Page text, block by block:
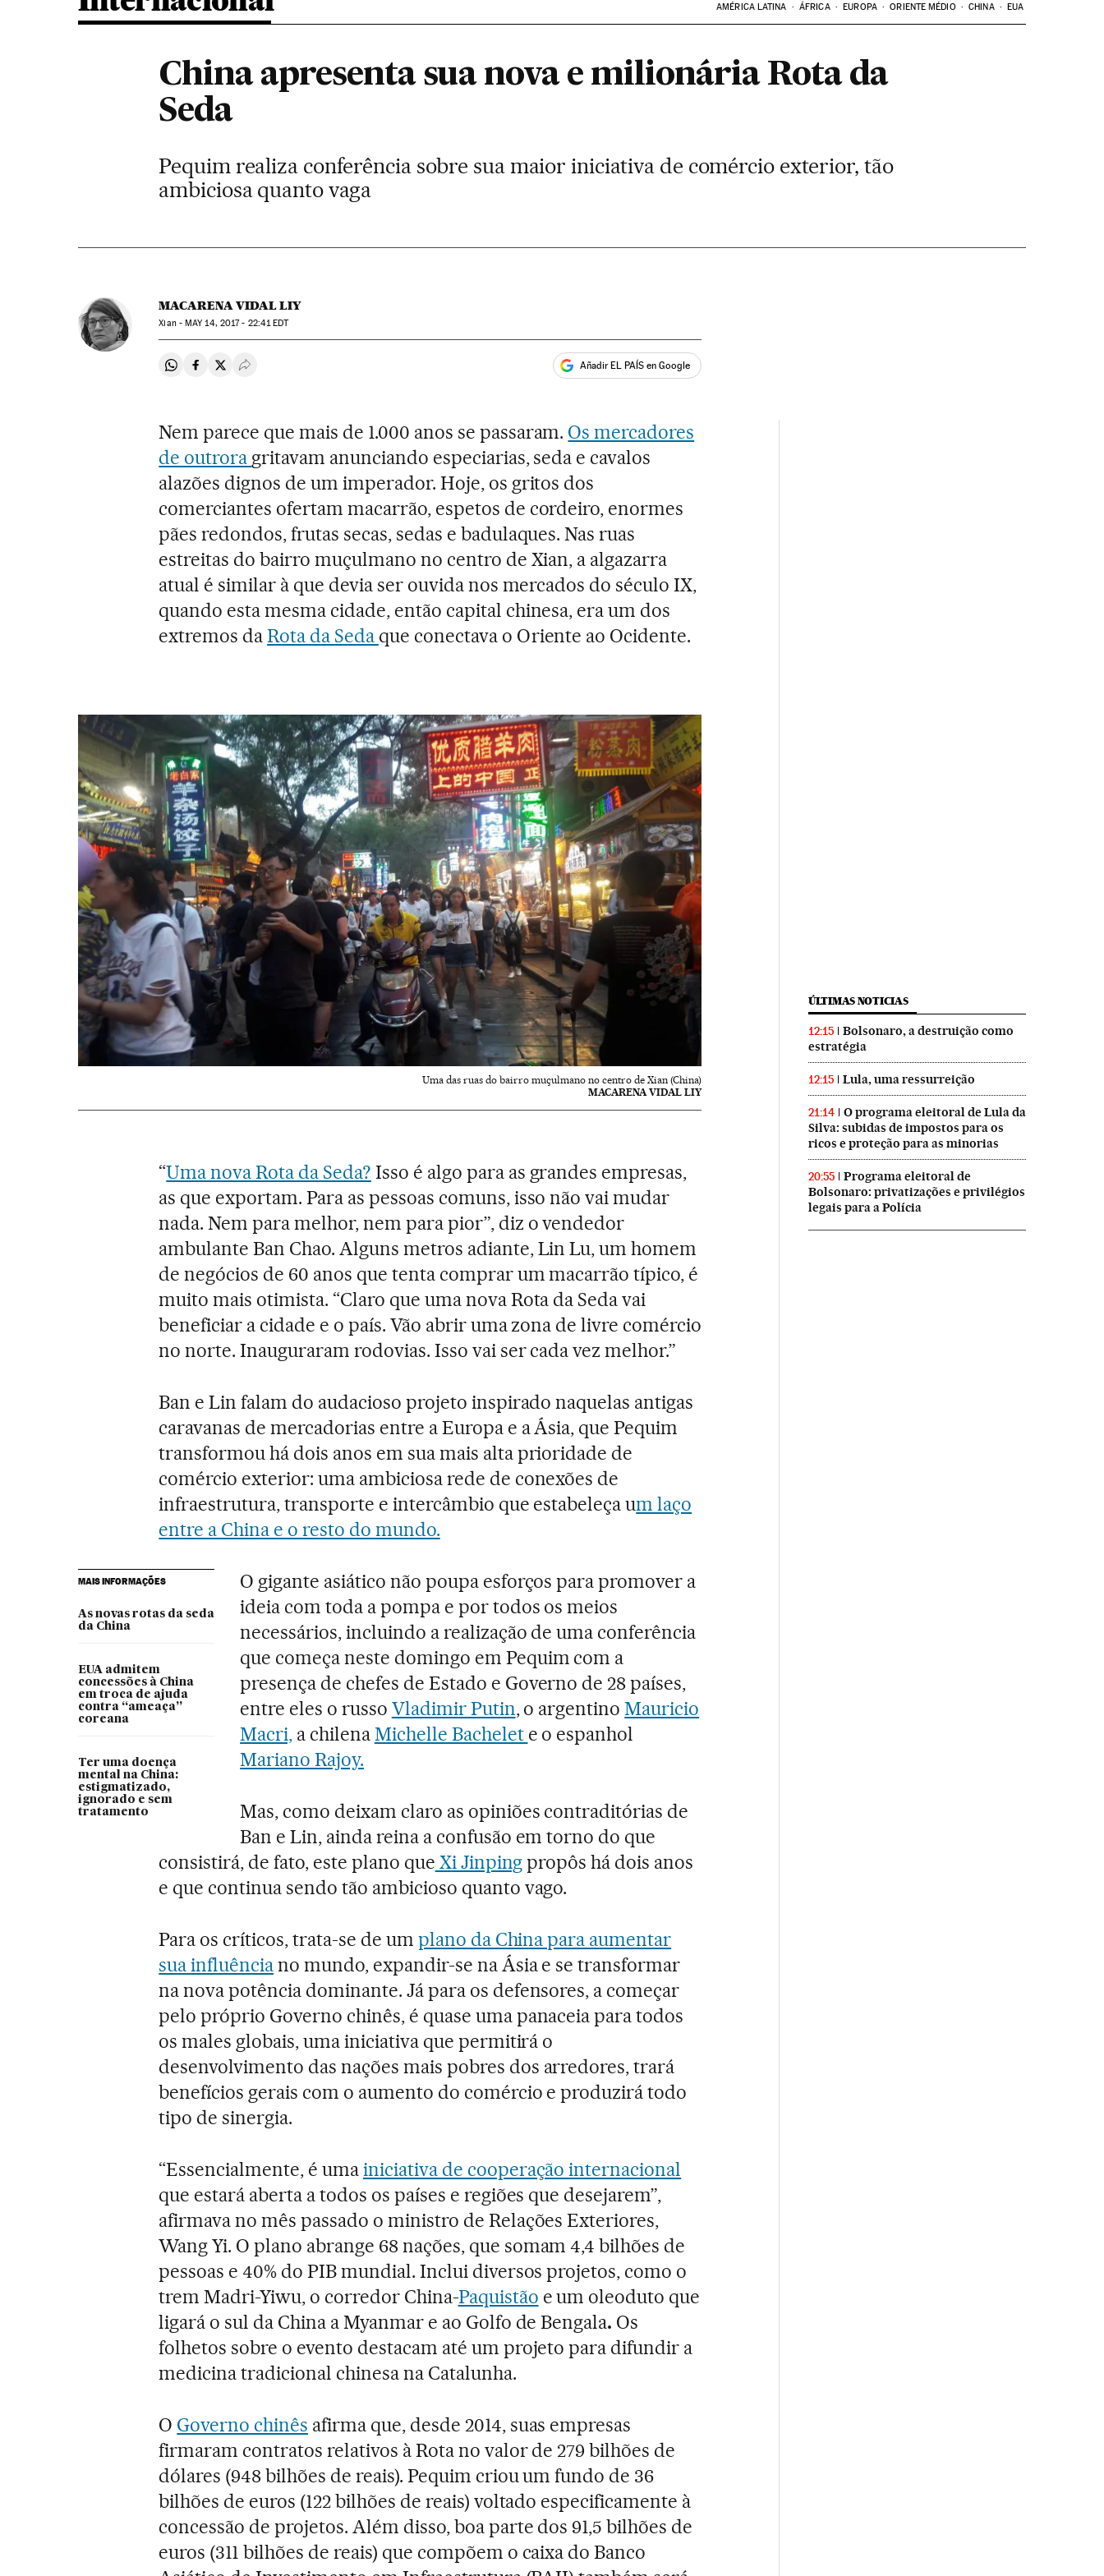
AMÉRICA LATINA ÁFRICA EUROPA ORIENTE MÉDIO CHINA EUA
China apresenta sua nova e milionária Rota da
Seda
Pequim realiza conferência sobre sua maior iniciativa de comércio exterior, tão
ambiciosa quanto vaga
MACARENA VIDAL LIY
Xian -MAY14, 2017 - 22:41EDT
Compartir en Whatsapp
Compartir en Facebook
Compartir en Twitter
Desplegar Redes Sociales Añadir EL PAÍS en Google
Nem parece que mais de 1.000 anos se passaram. Os mercadores
de outrora gritavam anunciando especiarias, seda e cavalos
alazões dignos de um imperador. Hoje, os gritos dos
comerciantes ofertam macarrão, espetos de cordeiro, enormes
pães redondos, frutas secas, sedas e badulaques. Nas ruas
estreitas do bairro muçulmano no centro de Xian, a algazarra
atual é similar à que devia ser ouvida nos mercados do século IX,
quando esta mesma cidade, então capital chinesa, era um dos
extremos daRota da Seda que conectava o Oriente ao Ocidente.
Uma das ruas do bairro muçulmano no centro de Xian (China)
MACARENA VIDAL LIY
“Uma nova Rota da Seda? Isso é algo para as grandes empresas,
as que exportam. Para as pessoas comuns, isso não vai mudar
nada. Nem para melhor, nem para pior”, diz o vendedor
ambulante Ban Chao. Alguns metros adiante, Lin Lu, um homem
de negócios de 60 anos que tenta comprar um macarrão típico, é
muito mais otimista. “Claro que uma nova Rota da Seda vai
beneficiar a cidade e o país. Vão abrir uma zona de livre comércio
no norte. Inauguraram rodovias. Isso vai ser cada vez melhor.”
Ban e Lin falam do audacioso projeto inspirado naquelas antigas
caravanas de mercadorias entre a Europa e a Ásia, que Pequim
transformou há dois anos em sua mais alta prioridade de
comércio exterior: uma ambiciosa rede de conexões de
infraestrutura, transporte e intercâmbio que estabeleça um laço
entre a China e o resto do mundo.
MAIS INFORMAÇÕES
As novas rotas da seda
da China
EUA admitem
concessões à China
em troca de ajuda
contra “ameaça”
coreana
Ter uma doença
mental na China:
estigmatizado,
ignorado e sem
tratamento
O gigante asiático não poupa esforços para promover a
ideia com toda a pompa e por todos os meios
necessários, incluindo a realização de uma conferência
que começa neste domingo em Pequim com a
presença de chefes de Estado e Governo de 28 países,
entre eles o russo Vladimir Putin, o argentinoMauricio
Macri, a chilenaMichelle Bachelet e o espanhol
Mariano Rajoy.
Mas, como deixam claro as opiniões contraditórias de
Ban e Lin, ainda reina a confusão em torno do que
consistirá, de fato, este plano que Xi Jinpingpropôs há dois anos
e que continua sendo tão ambicioso quanto vago.
Para os críticos, trata-se de um plano da China para aumentar
sua influênciano mundo, expandir-se na Ásia e se transformar
na nova potência dominante. Já para os defensores, a começar
pelo próprio Governo chinês, é quase uma panaceia para todos
os males globais, uma iniciativa que permitirá o
desenvolvimento das nações mais pobres dos arredores, trará
benefícios gerais com o aumento do comércio e produzirá todo
tipo de sinergia.
“Essencialmente, é umainiciativa de cooperação internacional
que estará aberta a todos os países e regiões que desejarem”,
afirmava no mês passado o ministro de Relações Exteriores,
Wang Yi. O plano abrange 68 nações, que somam 4,4 bilhões de
pessoas e 40% do PIB mundial. Inclui diversos projetos, como o
trem Madri-Yiwu, o corredor China-Paquistão e um oleoduto que
ligará o sul da China a Myanmar e ao Golfo de Bengala. Os
folhetos sobre o evento destacam até um projeto para difundir a
medicina tradicional chinesa na Catalunha.
O Governo chinês afirma que, desde 2014, suas empresas
firmaram contratos relativos à Rota no valor de 279 bilhões de
dólares (948 bilhões de reais). Pequim criou um fundo de 36
bilhões de euros (122 bilhões de reais) voltado especificamente à
concessão de projetos. Além disso, boa parte dos 91,5 bilhões de
euros (311 bilhões de reais) que compõem o caixa do Banco
ÚLTIMAS NOTICIAS
12:15
Bolsonaro, a destruição como
estratégia
12:15 Lula, uma ressurreição
21:14
O programa eleitoral de Lula da
Silva: subidas de impostos para os
ricos e proteção para as minorias
20:55
Programa eleitoral de
Bolsonaro: privatizações e privilégios
legais para a Polícia